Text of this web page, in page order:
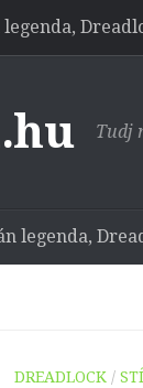
Tudj
legenda,
DREADLOCK /